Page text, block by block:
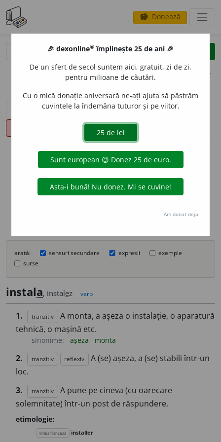
savings Donează
clear
opțiuni
sinteza definițiilor (1) definiții (15)
conjugări
info
Aceste definiții sunt compilate de
echipa dexonline. Definițiile
originale se află pe filadefiniții.
Puteți reordona filele pe pagina de
arată: sensuri secundare expresii
exemple
surse
instala, instalez verb
1. tranzitiv
A monta, a așeza o instalație, o aparatură
tehnică, o mașină etc.
sinonime: așeza monta
2. tranzitiv reflexiv
A (se) așeza, a (se) stabili într-un
loc.
3.
tranzitiv
A pune pe cineva (cu oarecare
solemnitate) într-un post de răspundere.
etimologie:
limba franceză installer
🎉 dexonline® împlinește 25 de ani 🎉
De un sfert de secol suntem aici, gratuit, zi de zi,
pentru milioane de căutări.
Cu o mică donație aniversară ne-ați ajuta să păstrăm
cuvintele la îndemâna tuturor și pe viitor.
Am donat deja.